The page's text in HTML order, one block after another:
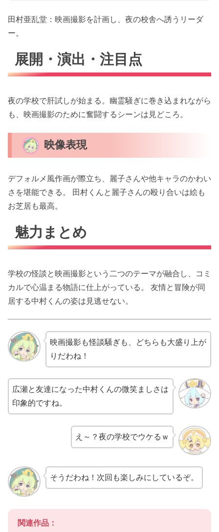
田村亜乱堂：映画撮影を計画し、夜の校舎へ誘うリーダ
ー。
展開・演出・注目点
夜の学校で肝試しが始まる。幽霊騒ぎに巻き込まれながら
も、映画撮影のために奮闘するシーンは見どころ。
映像表現
デフォルメ風作画が際立ち、麗子さんや他キャラのかわい
さを堪能できる。 田村くんと麗子さんの殴り合いは絵も
お芝居も最高。
魅力まとめ
学校の怪談と映画撮影という二つのテーマが融合し、コミ
カルで心温まる物語に仕上がっている。 友情と冒険が同
居する中村くんの姿は見逃せない。
映画撮影も怪談騒ぎも、どちらも大盛り上が
りだわね！
広瀬と友達になった中村くんの微笑ましさは
印象的ですね。
え～？夜の学校でウケるｗ
そうだわね！次回も楽しみにしているぞ。
関連作品：